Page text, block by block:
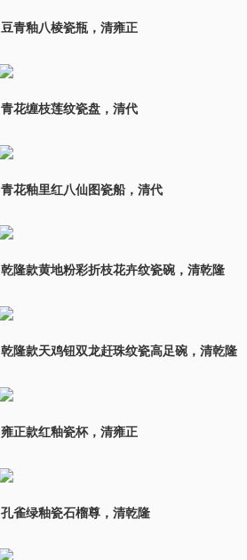
豆青釉八棱瓷瓶，清雍正
青花缠枝莲纹瓷盘，清代
青花釉里红八仙图瓷船，清代
乾隆款黄地粉彩折枝花卉纹瓷碗，清乾隆
乾隆款天鸡钮双龙赶珠纹瓷高足碗，清乾隆
雍正款红釉瓷杯，清雍正
孔雀绿釉瓷石榴尊，清乾隆